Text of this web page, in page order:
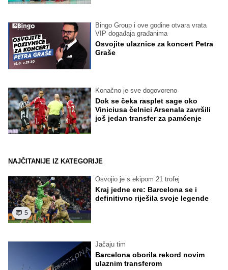
Bingo Group i ove godine otvara vrata
VIP događaja građanima
Osvojite ulaznice za koncert Petra
Graše
Konačno je sve dogovoreno
Dok se čeka rasplet sage oko
Viniciusa čelnici Arsenala završili
još jedan transfer za pamćenje
NAJČITANIJE IZ KATEGORIJE
5
Osvojio je s ekipom 21 trofej
Kraj jedne ere: Barcelona se i
definitivno riješila svoje legende
Jačaju tim
Barcelona oborila rekord novim
ulaznim transferom